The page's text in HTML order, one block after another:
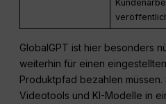
GlobalGPT ist hier besonders
weiterhin für einen
Produktpfad bezahlen
Videotools und KI-Modelle in